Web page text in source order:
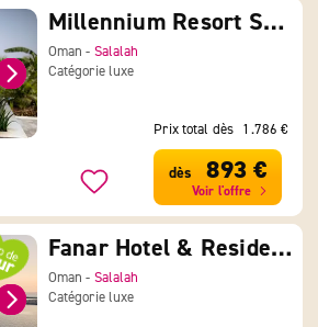
Millennium Resort Salalah
Oman - Salalah
Catégorie luxe
Prix total dès 1.786 €
dès 893 €
Voir l'offre
Fanar Hotel & Residences
Oman - Salalah
Catégorie luxe